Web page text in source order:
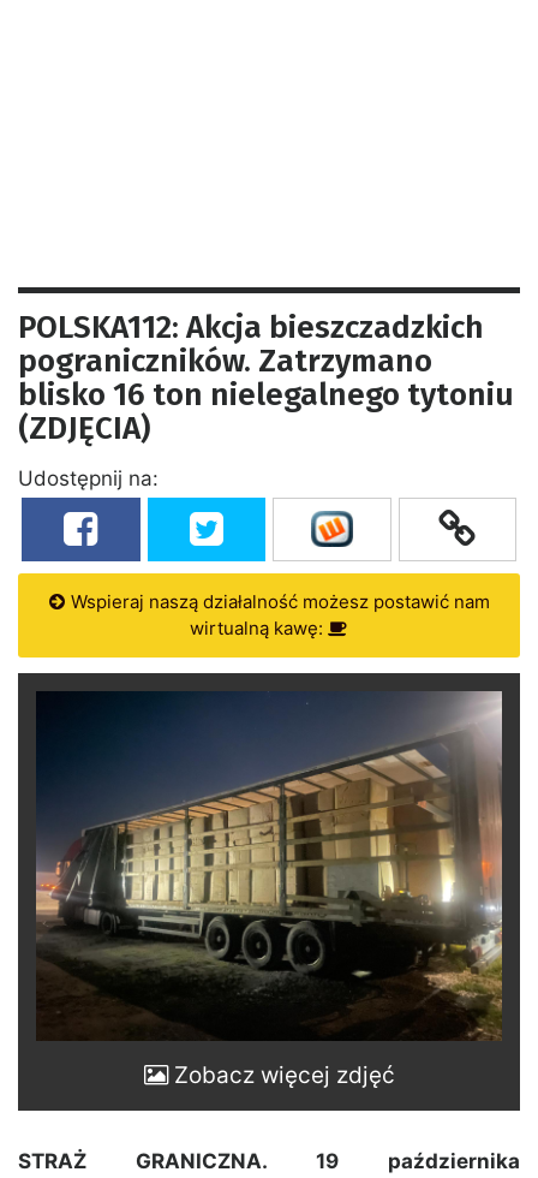
POLSKA112: Akcja bieszczadzkich
pograniczników. Zatrzymano
blisko 16 ton nielegalnego tytoniu
(ZDJĘCIA)
Udostępnij na:
Wspieraj naszą działalność możesz postawić nam
wirtualną kawę:
Zobacz więcej zdjęć
STRAŻ GRANICZNA. 19 października